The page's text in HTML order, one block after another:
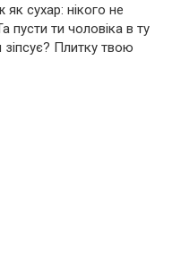
сухар: нікого не
пусти ти чоловіка в ту
Плитку твою